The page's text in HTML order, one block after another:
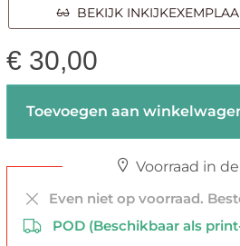
BEKIJK
€ 30,00
Toevoegen aan
Voorraad in
Even niet op voorraad.
POD (Beschikbaar als